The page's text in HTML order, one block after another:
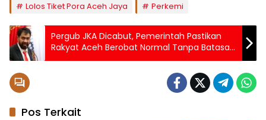
Lolos Tiket Pora Aceh Jaya
Perkemi
Pergub JKA Dicabut, Pemerintah Pastikan
Rakyat Aceh Berobat Normal Tanpa Batasan
Desil
Pos Terkait